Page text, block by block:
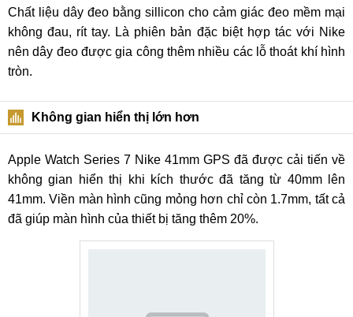
Chất liệu dây đeo bằng sillicon cho cảm giác đeo mềm mại
không đau, rít tay. Là phiên bản đặc biệt hợp tác với Nike
nên dây đeo được gia công thêm nhiều các lỗ thoát khí hình
tròn.
Không gian hiển thị lớn hơn
Apple Watch Series 7 Nike 41mm GPS đã được cải tiến về
không gian hiển thị khi kích thước đã tăng từ 40mm lên
41mm. Viền màn hình cũng mỏng hơn chỉ còn 1.7mm, tất cả
đã giúp màn hình của thiết bị tăng thêm 20%.